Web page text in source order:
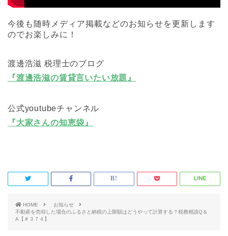
今後も随時メディア掲載などのお知らせを更新します
のでお楽しみに！
渡邊浩滋 税理士のブログ
『渡邊浩滋の賃貸言いたい放題』
公式youtubeチャンネル
『大家さんの知恵袋』
HOME
お知らせ
不動産を売却した場合のふるさと納税の上限額はどうやって計算する？税務相談Q＆
A【＃３７４】